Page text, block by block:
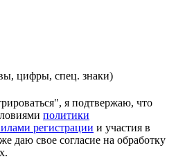
цифры, спец. знаки)
я подтвержаю, что
политики
регистрации и участия в
даю свое согласие на обработку